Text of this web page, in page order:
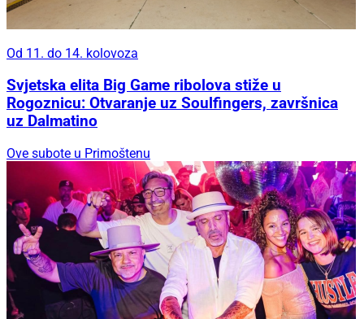
Od 11. do 14. kolovoza
Svjetska elita Big Game ribolova stiže u
Rogoznicu: Otvaranje uz Soulfingers, završnica
uz Dalmatino
Ove subote u Primoštenu